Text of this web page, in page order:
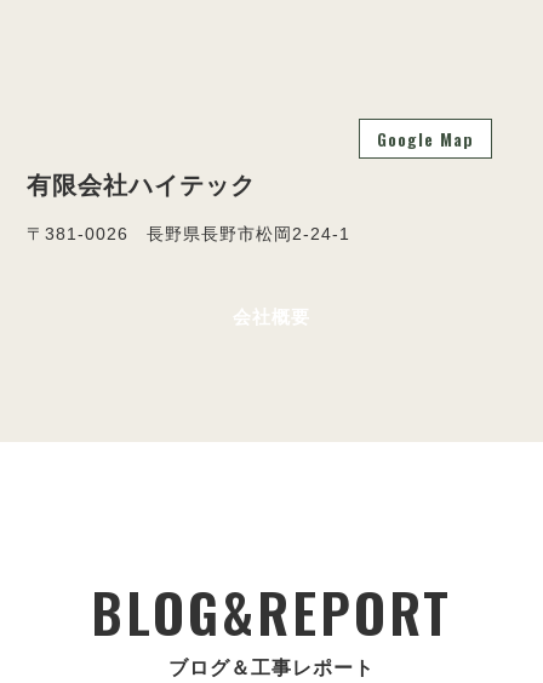
Google Map
有限会社ハイテック
〒381-0026 長野県長野市松岡2-24-1
会社概要
BLOG&REPORT
ブログ＆工事レポート